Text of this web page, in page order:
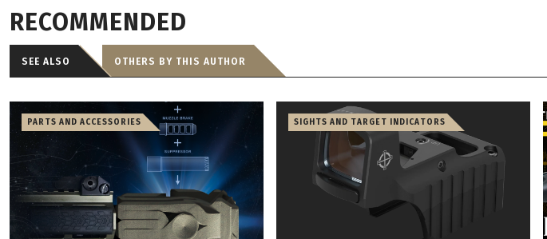
RECOMMENDED
SEE ALSO OTHERS BY THIS AUTHOR
PARTS AND ACCESSORIES SIGHTS AND TARGET INDICATORS